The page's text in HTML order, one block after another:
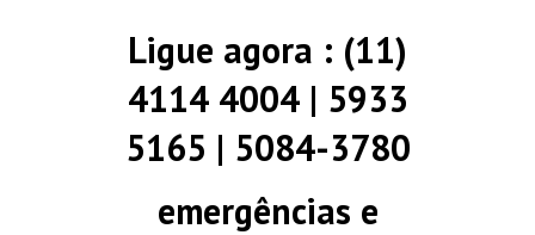
Ligue agora : (11)
4114 4004 | 5933
5165 | 5084-3780
emergências e